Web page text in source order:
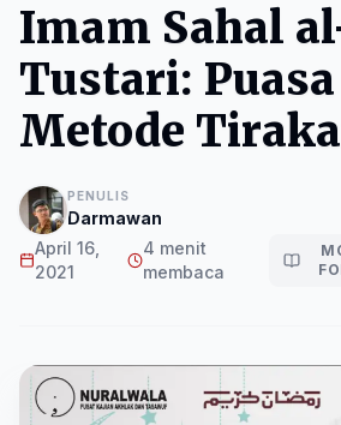
Imam Sahal
Tustari:
Metode
PENULIS
Darmawan
April 16,
2021
4 menit
membaca